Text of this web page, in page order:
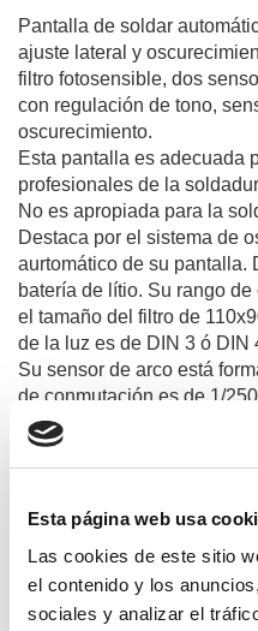
Esta página web usa
Las cookies de este sitio
el contenido y los
sociales y analizar el
Pantalla de soldar
ajuste lateral y
filtro fotosensible, dos
con regulación de tono,
oscurecimiento.
Esta pantalla es adecuada
profesionales de la
No es apropiada para la
Destaca por el sistema de
aurtomático de su pantalla.
batería de lítio. Su rango
el tamaño del filtro de
de la luz es de DIN 3 ó DIN
Su sensor de arco está
de conmutación es de 1/
La pantalla de soldar
homologada de la CE de
EN379 EN175.
El peso de la pantalla es